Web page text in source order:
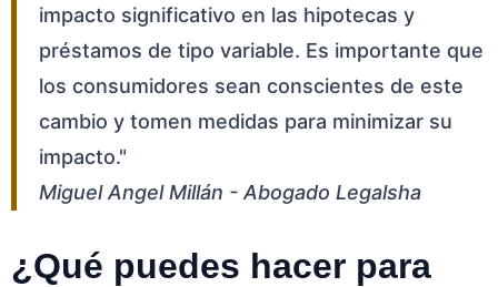
impacto significativo en las hipotecas y
préstamos de tipo variable. Es importante que
los consumidores sean conscientes de este
cambio y tomen medidas para minimizar su
impacto."
Miguel Angel Millán - Abogado Legalsha
¿Qué puedes hacer para